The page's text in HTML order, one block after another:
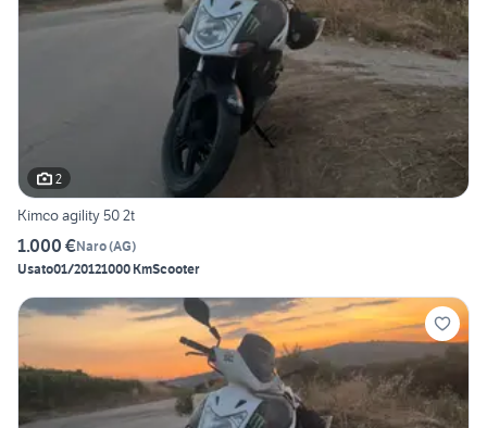
2
Kimco agility 50 2t
1.000 €Naro(AG)
Usato01/20121000 KmScooter